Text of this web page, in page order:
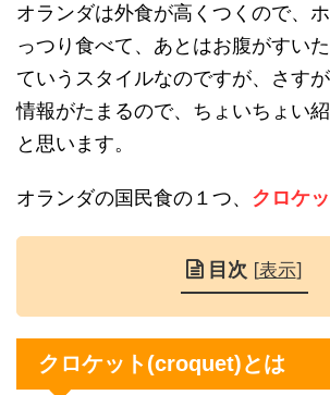
オランダは外食が高くつくので、
っつり食べて、あとはお腹がすい
ていうスタイルなのですが、さす
情報がたまるので、ちょいちょい
と思います。
オランダの国民食の１つ、 クロケッ
目次 [表示]
クロケット(croquet)とは